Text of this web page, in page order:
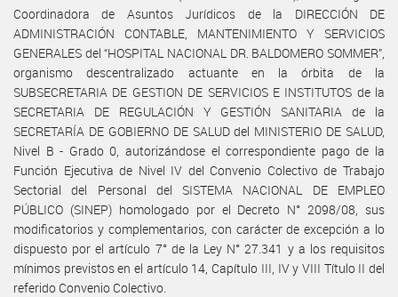
Coordinadora de Asuntos Jurídicos de la DIRECCIÓN DE
ADMINISTRACIÓN CONTABLE, MANTENIMIENTO Y SERVICIOS
GENERALES del “HOSPITAL NACIONAL DR. BALDOMERO SOMMER”,
organismo descentralizado actuante en la órbita de la
SUBSECRETARIA DE GESTION DE SERVICIOS E INSTITUTOS de la
SECRETARIA DE REGULACIÓN Y GESTIÓN SANITARIA de la
SECRETARÍA DE GOBIERNO DE SALUD del MINISTERIO DE SALUD,
Nivel B - Grado 0, autorizándose el correspondiente pago de la
Función Ejecutiva de Nivel IV del Convenio Colectivo de Trabajo
Sectorial del Personal del SISTEMA NACIONAL DE EMPLEO
PÚBLICO (SINEP) homologado por el Decreto N° 2098/08, sus
modificatorios y complementarios, con carácter de excepción a lo
dispuesto por el artículo 7° de la Ley N° 27.341 y a los requisitos
mínimos previstos en el artículo 14, Capítulo III, IV y VIII Título II del
referido Convenio Colectivo.